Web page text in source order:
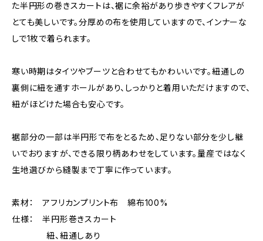
た半円形の巻きスカートは、裾に余裕があり歩きやすくフレアが
とても美しいです。分厚めの布を使用していますので、インナーな
しで1枚で着られます。
寒い時期はタイツやブーツと合わせてもかわいいです。紐通しの
裏側に紐を通すホールがあり、しっかりと着用いただけますので、
紐がほどけた場合も安心です。
裾部分の一部は半円形で布をとるため、足りない部分を少し継
いでおりますが、できる限り柄あわせをしています。量産ではなく
生地選びから縫製まで丁寧に作っています。
素材： アフリカンプリント布 綿布100%
仕様： 半円形巻きスカート
紐、紐通しあり